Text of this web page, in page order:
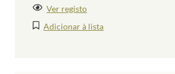
Ver registo
Adicionar à lista